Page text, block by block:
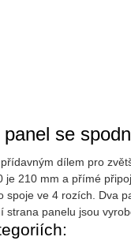
se
dílem pro
210 mm a přímé
ve 4 rozích.
panelu jsou